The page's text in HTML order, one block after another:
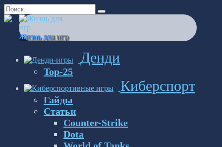
Перейти
к
содержанию
Search
for:
Жизнь для игр
Денди
Top-25
Киберспорт
Гайды
Статьи
Counter-Strike
Dota